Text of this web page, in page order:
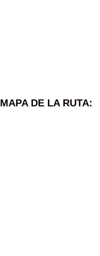
MAPA DE LA RUTA: